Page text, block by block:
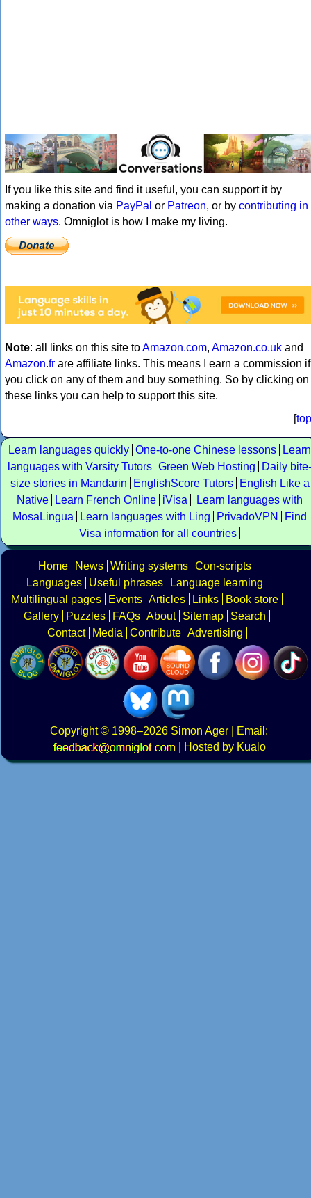
If you like this site and find it useful, you can support it by
making a donation via PayPal or Patreon, or by contributing in
other ways. Omniglot is how I make my living.
Note: all links on this site toAmazon.com, Amazon.co.uk and
Amazon.fr are affiliate links. This means I earn a commission if
you click on any of them and buy something. So by clicking on
these links you can help to support this site.
[top
Learn languages quickly One-to-one Chinese lessons
Learn
languages with Varsity Tutors Green Web Hosting
Daily bite-
size stories in Mandarin
EnglishScore Tutors
English Like a
Native
Learn French Online iVisa
Learn languages with
MosaLingua
Learn languages with Ling PrivadoVPN
Find
Visa information for all countries
Home News Writing systems Con-scripts
Languages
Useful phrases
Language learning
Multilingual pages
Events Articles Links
Book store
Gallery
Puzzles FAQs About Sitemap
Search
Contact
Media Contribute Advertising
Copyright© 1998–2026 Simon Ager | Email:
|
Hosted by Kualo